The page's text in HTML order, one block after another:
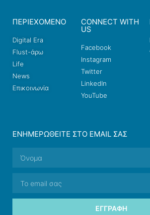
ΠΕΡΙΕΧΟΜΕΝΟ
Digital Era
Flust-άρω
Life
News
Επικοινωνία
CONNECT WITH
US
Facebook
Instagram
Twitter
LinkedIn
YouTube
ΕΝΗΜΕΡΩΘΕΊΤΕ ΣΤΟ EMAIL ΣΑΣ
ΕΓΓΡΑΦΉ